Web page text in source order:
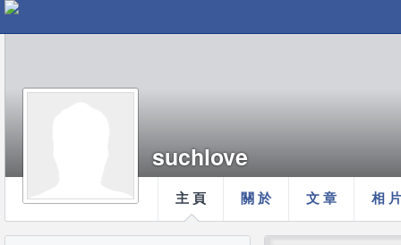
主 頁 關 於 文 章 相 片
suchlove